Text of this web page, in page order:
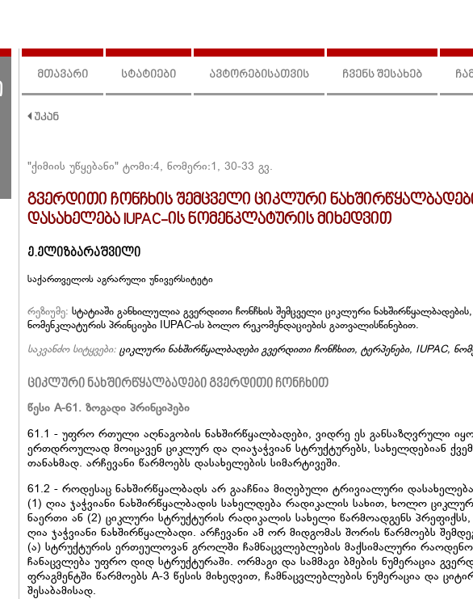
მთავარი სტატიები ავტორებისათვის ჩვენს შესახებ
"ქიმიის უწყებანი" ტომი:4, ნომერი:1, 30-33 გვ.
გვერდითი ჩონჩხის შემცველი ციკლური
დასახელება IUPAC-ის ნომენკლატურის მიხედვით
ე.ელიზბარაშვილი
საქართველოს აგრარული უნივერსიტეტი
რეზიუმე: სტატიაში განხილულია გვერდითი ჩონჩხის შემცველი ციკლური
ნომენკლატურის პრინციები IUPAC-ის ბოლო რეკომენდაციების გათვალისწინებით.
საკვანძო სიტყვები: ციკლური ნახშირწყალბადები გვერდითი ჩონჩხით, ტერპენები, IUPAC,
ციკლური ნახშირწყალბადები გვერდითი ჩონჩხით
წესი A-61. ზოგადი პრინციპები
61.1 - უფრო რთული აღნაგობის ნახშირწყალბადები, ვიდრე ეს განსაზღვრული
ერთდროულად მოიცავენ ციკლურ და ღიაჯაჭვიან სტრუქტურებს, სახელდებიან
თანახმად. არჩევანი წარმოებს დასახელების სიმარტივეში.
61.2 - როდესაც ნახშირწყალბადს არ გააჩნია მიღებული ტრივიალური
(1) ღია ჯაჭვიანი ნახშირწყალბადის სახელდება რადიკალის სახით, ხოლო
ნაერთი ან (2) ციკლური სტრუქტურის რადიკალის სახელი წარმოადგენს
ღია ჯაჭვიანი ნახშირწყალბადი. არჩევანი ამ ორ მიდგომას შორის წარმოებს
(ა) სტრუქტურის ერთეულოვან გროლში ჩამნაცვლებლების მაქსიმალური
ჩანაცვლება უფრო დიდ სტრუქტურაში. ორმაგი და სამმაგი ბმების ნუმერაცია
ფრაგმენტში წარმოებს A-3 წესის მიხედვით, ჩამნაცვლებლების ნუმერაცია და
შესაბამისად.